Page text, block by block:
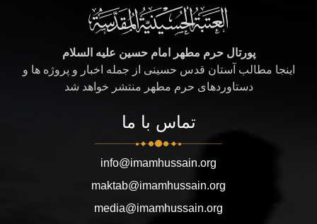
پورتال حرم مطهر امام حسین علیه السلام
اینجا مطالب آستان قدس حسینی از جمله اخبار و پروژه ها و
دستاوردهای حرم مطهر منتشر خواهد شد
تماس با ما
info@imamhussain.org
maktab@imamhussain.org
media@imamhussain.org